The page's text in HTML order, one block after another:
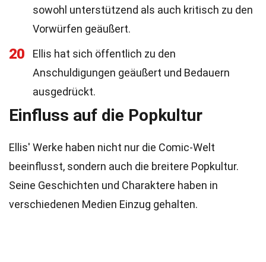
sowohl unterstützend als auch kritisch zu den
Vorwürfen geäußert.
20
Ellis hat sich öffentlich zu den
Anschuldigungen geäußert und Bedauern
ausgedrückt.
Einfluss auf die Popkultur
Ellis' Werke haben nicht nur die Comic-Welt
beeinflusst, sondern auch die breitere Popkultur.
Seine Geschichten und Charaktere haben in
verschiedenen Medien Einzug gehalten.